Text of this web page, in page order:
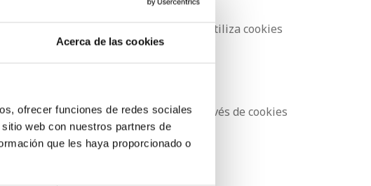
Acerca de las cookies
ofrecer funciones de redes sociales
web con nuestros partners de
que les haya proporcionado o
de la página web. Adicionalmente, utiliza cookies
en la información obtenida a través de cookies